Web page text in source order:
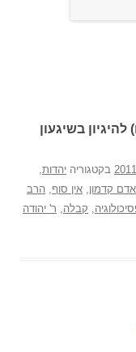
להיגיון בשיגעון
בקטגוריה יהדות,
אדם קדמון, אין סוף, הרב
, קבלה, ר' יהודה